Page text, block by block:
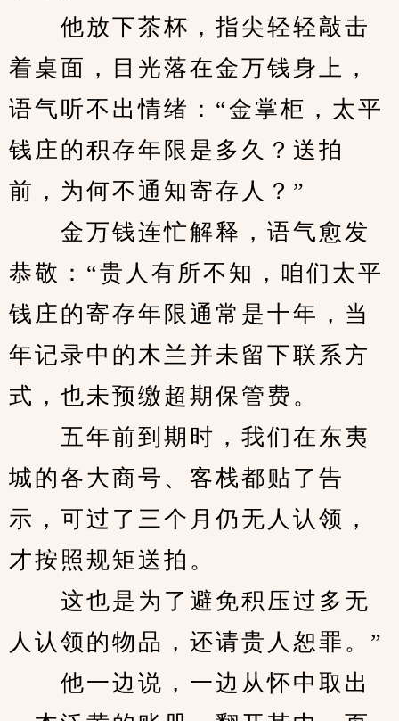
他放下茶杯，指尖轻轻敲击
着桌面，目光落在金万钱身上，
语气听不出情绪：“金掌柜，太平
钱庄的积存年限是多久？送拍
前，为何不通知寄存人？”
金万钱连忙解释，语气愈发
恭敬：“贵人有所不知，咱们太平
钱庄的寄存年限通常是十年，当
年记录中的木兰并未留下联系方
式，也未预缴超期保管费。
五年前到期时，我们在东夷
城的各大商号、客栈都贴了告
示，可过了三个月仍无人认领，
才按照规矩送拍。
这也是为了避免积压过多无
人认领的物品，还请贵人恕罪。”
他一边说，一边从怀中取出